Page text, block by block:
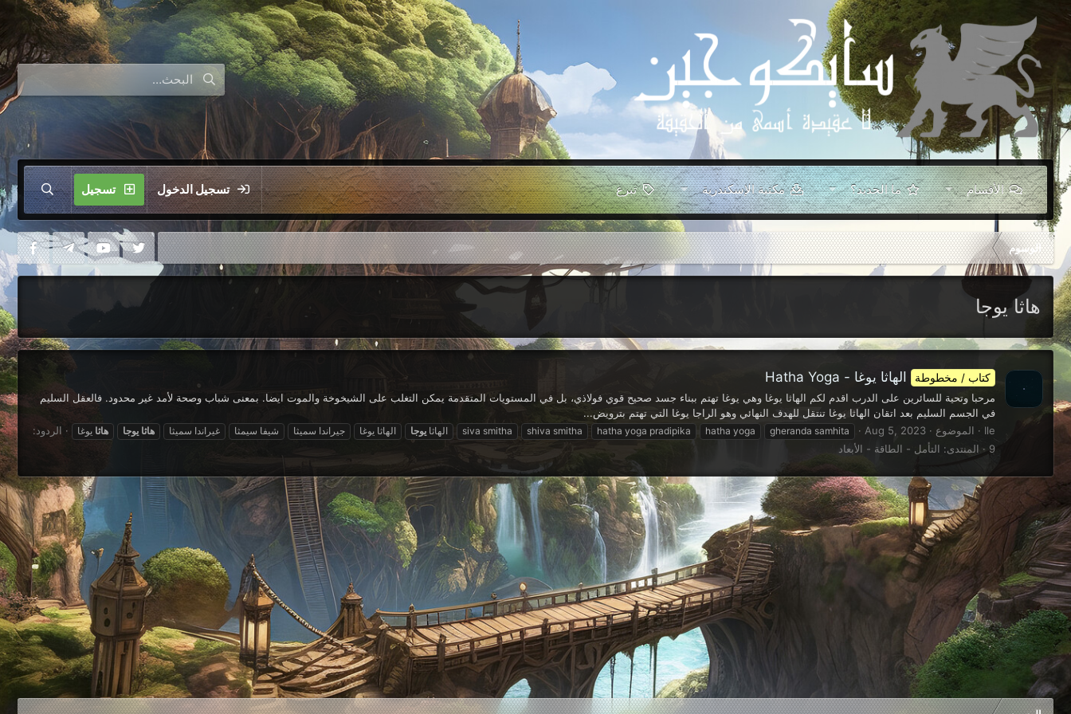
الأقسام ما الجديد؟ مكتبة الإسكندرية تبرع تسجيل الدخول تسجيل
الوسوم
هاثا يوجا
كتاب / مخطوطة الهاثا يوغا - Hatha Yoga
مرحبا وتحية للسائرين على الدرب اقدم لكم الهاثا يوغا وهي يوغا تهتم ببناء جسد صحيح قوي فولاذي، بل في المستويات المتقدمة يمكن التغلب على الشيخوخة والموت ايضا. بمعنى شباب وصحة لأمد غير محدود. فالعقل السليم
في الجسم السليم بعد اتقان الهاثا يوغا تنتقل للهدف النهائي وهو الراجا يوغا التي تهتم بترويض...
Ile
الموضوع Aug 5, 2023
gheranda samhita
hatha yoga
hatha yoga pradipika
shiva smitha
siva smitha الهاثا يوجا الهاثا يوغا جيراندا سميثا شيفا سيمثا غيراندا سميثا هاثا يوجا هاثا يوغا
الردود:
9
المنتدى: التأمل - الطاقة - الأبعاد